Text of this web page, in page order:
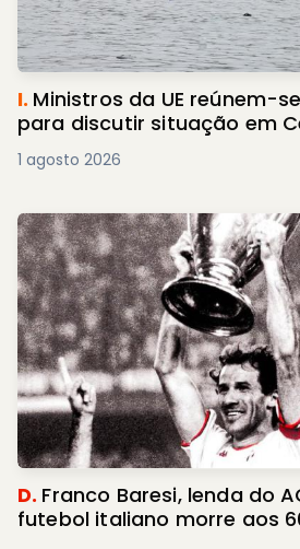
I. Ministros da UE reúnem-
para discutir situação em
1 agosto 2026
D. Franco Baresi, lenda do
futebol italiano morre aos